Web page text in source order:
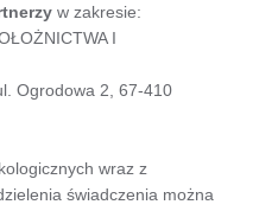
w zakresie:
I
Ogrodowa 2, 67-410
wraz z
świadczenia można